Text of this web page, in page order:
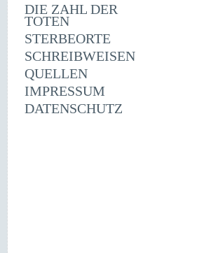
DIE ZAHL DER
TOTEN
STERBEORTE
SCHREIBWEISEN
QUELLEN
IMPRESSUM
DATENSCHUTZ